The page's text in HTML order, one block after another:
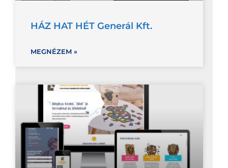
HÁZ HAT HÉT Generál Kft.
MEGNÉZEM »